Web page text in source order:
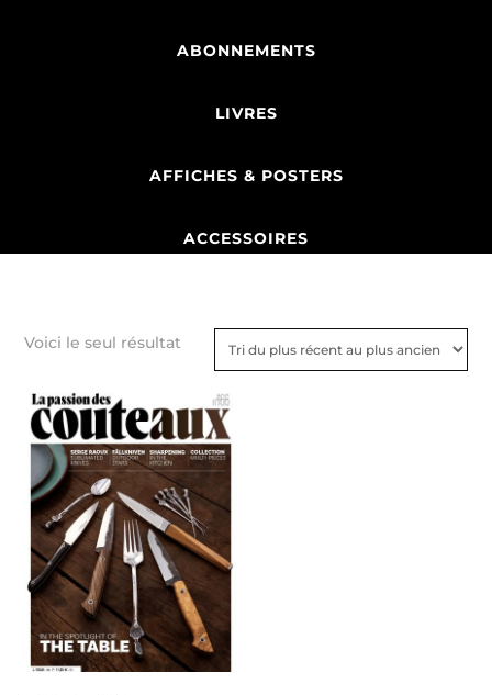
ABONNEMENTS
LIVRES
AFFICHES & POSTERS
ACCESSOIRES
Voici le seul résultat